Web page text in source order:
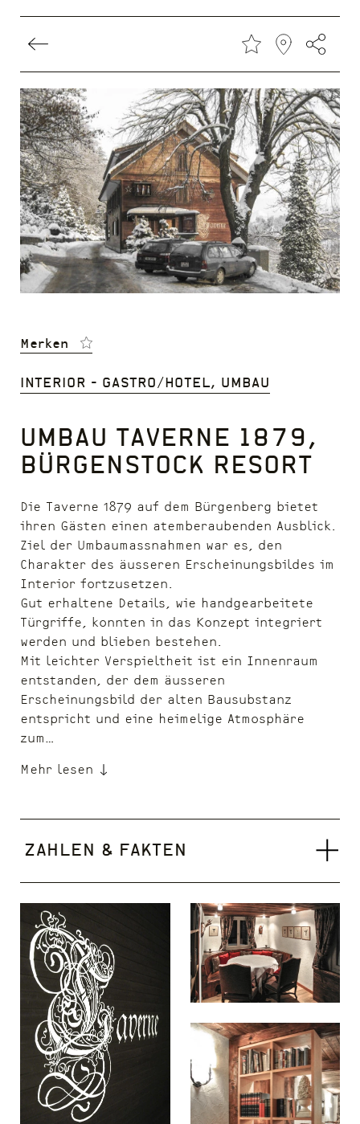
Direkt
zum
Inhalt
Interior - Gastro/Hotel, Umbau
Merken
Umbau Taverne 1879,
Bürgenstock Resort
Die Taverne 1879 auf dem Bürgenberg bietet
ihren Gästen einen atemberaubenden Ausblick.
Ziel der Umbaumassnahmen war es, den
Charakter des äusseren Erscheinungsbildes im
Interior fortzusetzen.
Gut erhaltene Details, wie handgearbeitete
Türgriffe, konnten in das Konzept integriert
werden und blieben bestehen.
Mit leichter Verspieltheit ist ein Innenraum
entstanden, der dem äusseren
Erscheinungsbild der alten Bausubstanz
entspricht und eine heimelige Atmosphäre
zum…
Mehr lesen
Zahlen & Fakten